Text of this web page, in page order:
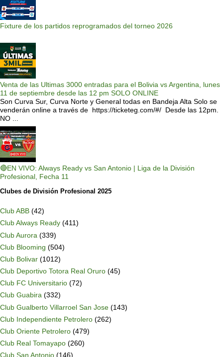
Fixture de los partidos reprogramados del torneo 2026
Venta de las Ultimas 3000 entradas para el Bolivia vs Argentina, lunes
11 de septiembre desde las 12 pm SOLO ONLINE
Son Curva Sur, Curva Norte y General todas en Bandeja Alta Solo se
venderán online a través de https://ticketeg.com/#/ Desde las 12pm.
NO ...
🔴EN VIVO: Always Ready vs San Antonio | Liga de la División
Profesional, Fecha 11
Clubes de División Profesional 2025
Club ABB (42)
Club Always Ready (411)
Club Aurora (339)
Club Blooming (504)
Club Bolivar (1012)
Club Deportivo Totora Real Oruro (45)
Club FC Universitario (72)
Club Guabira (332)
Club Gualberto Villarroel San Jose (143)
Club Independiente Petrolero (262)
Club Oriente Petrolero (479)
Club Real Tomayapo (260)
Club San Antonio (146)